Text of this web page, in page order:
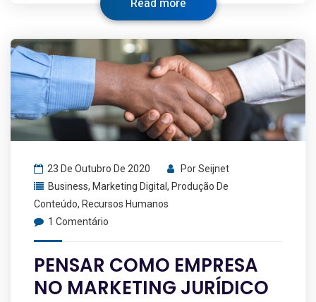
Read more
23 De Outubro De 2020 PorSeijnet
Business, Marketing Digital , Produção De
Conteúdo, Recursos Humanos
1 Comentário
PENSAR COMO EMPRESA
NO MARKETING JURÍDICO